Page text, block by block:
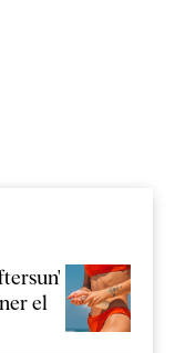
el